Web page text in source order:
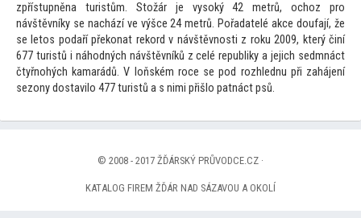
zpřístupněna turistům. Stožár je vysoký 42 metrů, ochoz pro
návštěvníky se nachází ve výšce 24 metrů. Pořadatelé akce doufají, že
se letos podaří překonat rekord v návštěvnosti z roku 2009, který činí
677 turistů i náhodných návštěvníků z celé republiky a jejich sedmnáct
čtyřnohých kamarádů. V loňském roce se pod rozhlednu při zahájení
sezony dostavilo 477 turistů a s nimi přišlo patnáct psů.
© 2008 - 2017 ŽĎÁRSKÝ PRŮVODCE.CZ ·
KATALOG FIREM ŽĎÁR NAD SÁZAVOU A OKOLÍ